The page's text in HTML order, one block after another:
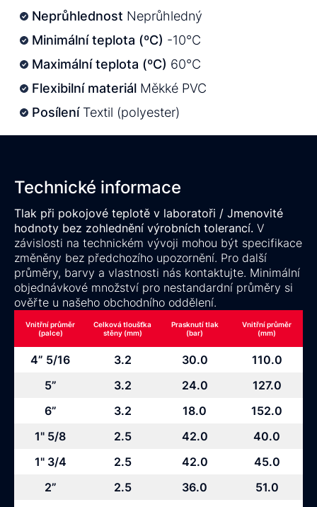
Neprůhlednost Neprůhledný
Minimální teplota (ºC) -10°C
Maximální teplota (ºC) 60°C
Flexibilní materiál Měkké PVC
Posílení Textil (polyester)
Technické informace
Tlak při pokojové teplotě v laboratoři / Jmenovité
hodnoty bez zohlednění výrobních tolerancí. V
závislosti na technickém vývoji mohou být specifikace
změněny bez předchozího upozornění. Pro další
průměry, barvy a vlastnosti nás kontaktujte. Minimální
objednávkové množství pro nestandardní průměry si
ověřte u našeho obchodního oddělení.
Vnitřní průměr
(palce)
Celková tloušťka
stěny (mm)
Prasknutí tlak
(bar)
Vnitřní průměr
(mm)
4” 5/16 3.2 30.0
110.0
5”
3.2 24.0
127.0
6”
3.2 18.0
152.0
1" 5/8
2.5 42.0
40.0
1" 3/4
2.5 42.0
45.0
2”
2.5 36.0
51.0